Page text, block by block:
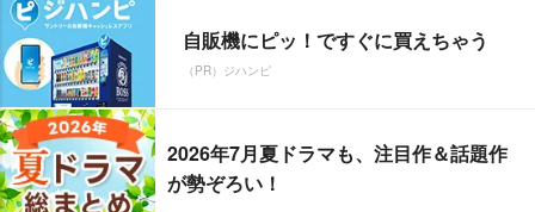
自販機にピッ！ですぐに買えちゃう
（PR）ジハンピ
2026年7月夏ドラマも、注目作＆話題作
が勢ぞろい！